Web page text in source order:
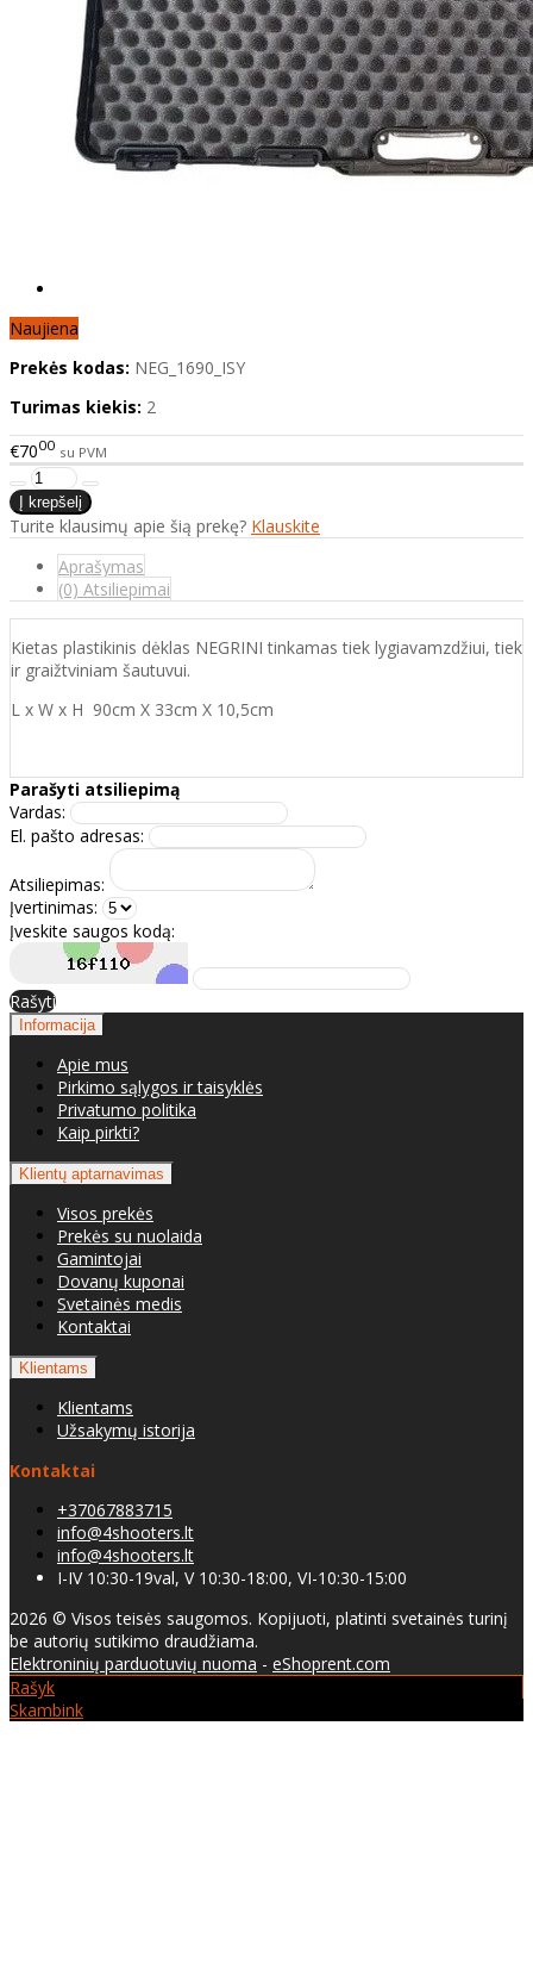
Naujiena
Prekės kodas: NEG_1690_ISY
Turimas kiekis: 2
€7000 su PVM
Turite klausimų apie šią prekę? Klauskite
Aprašymas
(0) Atsiliepimai
Kietas plastikinis dėklas NEGRINI tinkamas tiek lygiavamzdžiui, tiek
ir graižtviniam šautuvui.
L x W x H 90cm X 33cm X 10,5cm
Parašyti atsiliepimą
Vardas:
El. pašto adresas:
Atsiliepimas:
Įvertinimas:
Įveskite saugos kodą:
Rašyti
Informacija
Apie mus
Pirkimo sąlygos ir taisyklės
Privatumo politika
Kaip pirkti?
Klientų aptarnavimas
Visos prekės
Prekės su nuolaida
Gamintojai
Dovanų kuponai
Svetainės medis
Kontaktai
Klientams
Klientams
Užsakymų istorija
Kontaktai
+37067883715
info@4shooters.lt
info@4shooters.lt
I-IV 10:30-19val, V 10:30-18:00, VI-10:30-15:00
2026 © Visos teisės saugomos. Kopijuoti, platinti svetainės turinį
be autorių sutikimo draudžiama.
Elektroninių parduotuvių nuoma - eShoprent.com
Rašyk
Skambink